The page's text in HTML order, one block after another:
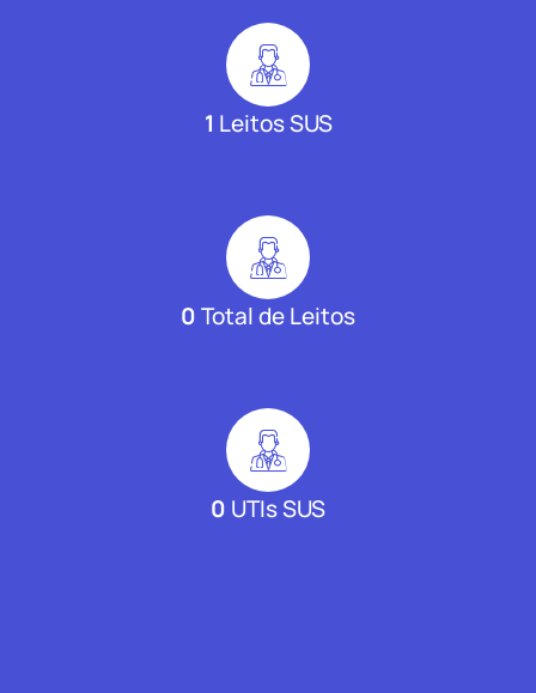
1 Leitos SUS
0Total de Leitos
0 UTIs SUS